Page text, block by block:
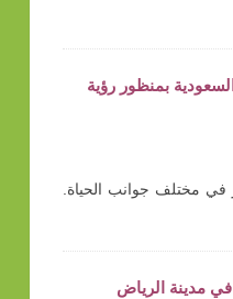
العربية السعودية بمنظور رؤية
في مختلف جوانب الحياة.
مدينة الرياض